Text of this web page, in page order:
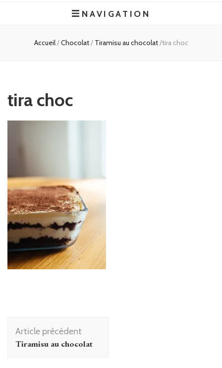
NAVIGATION
Accueil/Chocolat/ Tiramisu au chocolat/tira choc
tira choc
Navigation
d'article
Article précédent
Tiramisu au chocolat